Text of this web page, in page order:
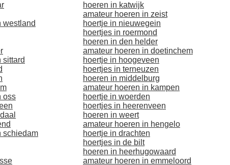
westland
sittard
oss
schiedam
hoeren in katwijk
amateur hoeren in zeist
hoertje in nieuwegein
hoertjes in roermond
hoeren in den helder
amateur hoeren in doetinchem
hoertje in hoogeveen
hoertjes in terneuzen
hoeren in middelburg
amateur hoeren in kampen
hoertje in woerden
hoertjes in heerenveen
hoeren in weert
amateur hoeren in hengelo
hoertje in drachten
hoertjes in de bilt
hoeren in heerhugowaard
amateur hoeren in emmeloord